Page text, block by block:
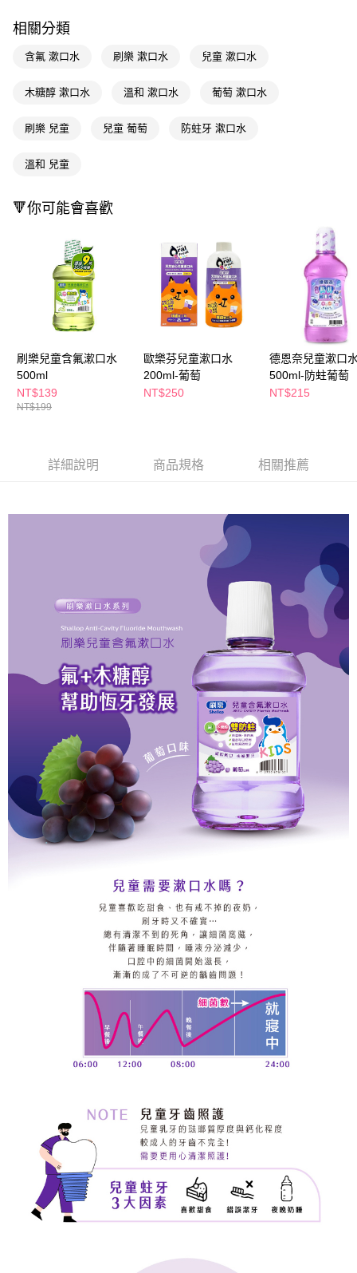
【關於「AFTEE先享後付」】
便利好安心！
２．便利：只要手機號碼，簡訊認證，即可結帳。
【「AFTEE先享後付」結帳流程】
結帳頁面，進行簡訊認證並確認金額後，即可完成結帳。
ATM／網路銀行／等多元方式進行付款，方視為交易完成。
購買商品的店家。未經商家同意取消之訂單仍視為有效，需透過AFTEE先享
後付繳納相關費用。
※ 交易是否成功請以「AFTEE先享後付 」之結帳頁面顯示為準，若有關於
是否繳費成功／繳費後需取消欲退款等相關疑問，請聯繫「AFTEE先享後付
客戶支援中心」https://netprotections.freshdesk.com/support/home
【注意事項】
１．透過由恩沛科技股份有限公司提供之「AFTEE先享後付」服務完成之交
易，需依本服務之必要範圍內提供個人資料，並將交易相關給付款項請求債
權轉讓予恩沛科技股份有限公司。
２．關於個人資料處理事宜，請瀏覽以下網址：
https://aftee.tw/terms/#terms3
３．未成年的使用者請事先徵得法定代理人或監護人之同意方可使用
時審查核予不同之上限額度；若仍有額度不足之情形，本公司將視審查結果
每筆NT$65，滿NT$390(含以上)免運費
付款後全家取貨
萊爾富取貨付款
付款後萊爾富取貨
每筆NT$65，滿NT$490(含以上)免運費
7-11取貨付款
每筆NT$65，滿NT$490(含以上)免運費
付款後7-11取貨
每筆NT$65，滿NT$490(含以上)免運費
付款後寶雅門市自取(由倉庫統一出貨)
相關分類
含氟 漱口水 刷樂 漱口水 兒童 漱口水
木糖醇 漱口水 溫和 漱口水 葡萄 漱口水
刷樂 兒童 兒童 葡萄 防蛀牙 漱口水
溫和 兒童
🔻你可能會喜歡
刷樂兒童含氟漱口水
500ml
NT$139
NT$199
歐樂芬兒童漱口水
200ml-葡萄
NT$250
德恩奈兒童漱口
500ml-防蛀葡萄
NT$215
詳細說明 商品規格 相關推薦